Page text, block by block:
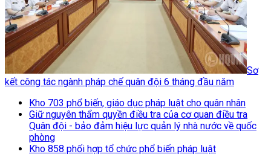
Sơ
kết công tác ngành pháp chế quân đội 6 tháng đầu năm
Kho 703 phổ biến, giáo dục pháp luật cho quân nhân
Giữ nguyên thẩm quyền điều tra của cơ quan điều tra
Quân đội - bảo đảm hiệu lực quản lý nhà nước về quốc
phòng
Kho 858 phối hợp tổ chức phổ biến pháp luật